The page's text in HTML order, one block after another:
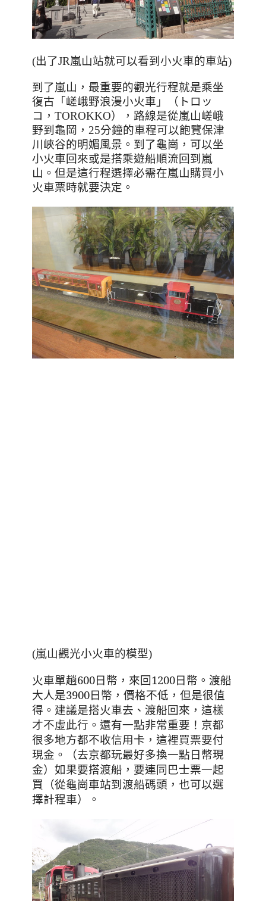
(出了JR嵐山站就可以看到小火車的車站)
到了嵐山，最重要的觀光行程就是乘坐
復古「嵯峨野浪漫小火車」（トロッ
コ， TOROKKO），路線是從嵐山嵯峨
野到龜岡， 25分鐘的車程可以飽覽保津
川峽谷的明媚風景。到了龜崗，可以坐
小火車回來或是搭乘遊船順流回到嵐
山。但是這行程選擇必需在嵐山購買小
火車票時就要決定。
(嵐山觀光小火車的模型)
火車單趟600日幣，來回1200日幣。渡船
大人是3900日幣，價格不低，但是很值
得。建議是搭火車去、渡船回來，這樣
才不虛此行。還有一點非常重要！京都
很多地方都不收信用卡，這裡買票要付
現金。（去京都玩最好多換一點日幣現
金）如果要搭渡船，要連同巴士票一起
買（從龜崗車站到渡船碼頭，也可以選
擇計程車）。